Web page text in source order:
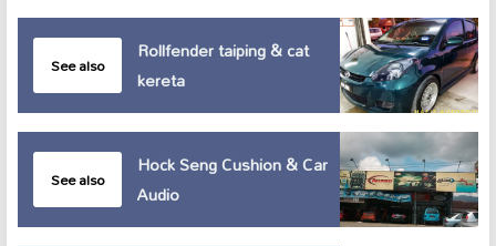
See also
Rollfender taiping & cat
kereta
See also
Hock Seng Cushion & Car
Audio